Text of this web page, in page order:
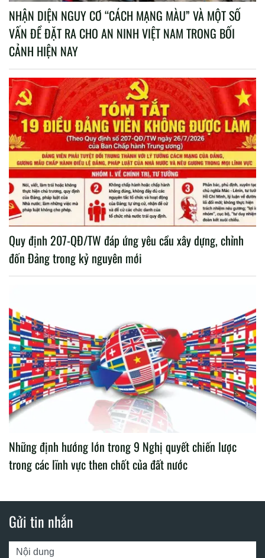
NHẬN DIỆN NGUY CƠ “CÁCH MẠNG MÀU” VÀ MỘT SỐ
VẤN ĐỀ ĐẶT RA CHO AN NINH VIỆT NAM TRONG BỐI
CẢNH HIỆN NAY
Quy định 207-QĐ/TW đáp ứng yêu cầu xây dựng, chỉnh
đốn Đảng trong kỷ nguyên mới
Những định hướng lớn trong 9 Nghị quyết chiến lược
trong các lĩnh vực then chốt của đất nước
Gửi tin nhắn